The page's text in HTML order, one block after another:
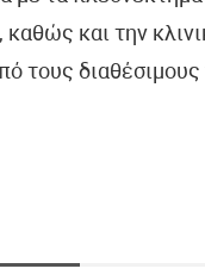
και την
τους